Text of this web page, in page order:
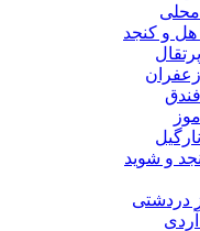
هل و کنجد
و شوید
دردشتی